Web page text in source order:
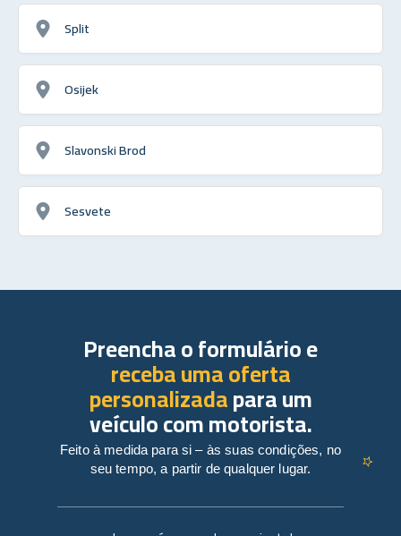
Split
Osijek
Slavonski Brod
Sesvete
Preencha o formulário e
receba uma oferta
personalizadapara um
veículo com motorista.
Feito à medida para si – às suas condições, no
seu tempo, a partir de qualquer lugar.